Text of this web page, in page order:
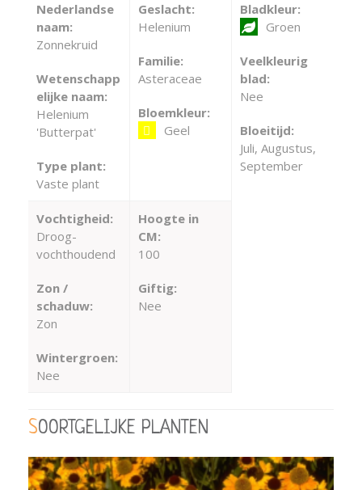
Nederlandse
naam:
Zonnekruid
Wetenschapp
elijke naam:
Helenium
'Butterpat'
Type plant:
Vaste plant
Geslacht:
Helenium
Familie:
Asteraceae
Bloemkleur:
Geel
Bladkleur:
Groen
Veelkleurig
blad:
Nee
Bloeitijd:
Juli, Augustus,
September
Vochtigheid:
Droog-
vochthoudend
Zon /
schaduw:
Zon
Wintergroen:
Nee
Hoogte in
CM:
100
Giftig:
Nee
SOORTGELIJKE PLANTEN